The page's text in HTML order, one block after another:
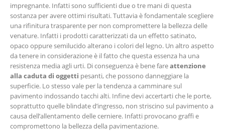
impregnante. Infatti sono sufficienti due o tre mani di questa
sostanza per avere ottimi risultati. Tuttavia è fondamentale scegliere
una rifinitura trasparente per non compromettere la bellezza delle
venature. Infatti i prodotti caratterizzati da un effetto satinato,
opaco oppure semilucido alterano i colori del legno. Un altro aspetto
da tenere in considerazione è il fatto che questa essenza ha una
resistenza media agli urti. Di conseguenza è bene fareattenzione
alla caduta di oggetti pesanti, che possono danneggiare la
superficie. Lo stesso vale per la tendenza a camminare sul
pavimento indossando tacchi alti. Infine devi accertarti che le porte,
soprattutto quelle blindate d’ingresso, non striscino sul pavimento a
causa dell’allentamento delle cerniere. Infatti provocano graffi e
compromettono la bellezza della pavimentazione.